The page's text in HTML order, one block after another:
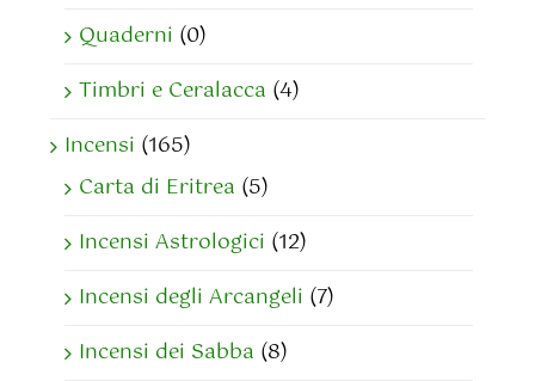
Quaderni (0)
Timbri e Ceralacca (4)
Incensi (165)
Carta di Eritrea (5)
Incensi Astrologici (12)
Incensi degli Arcangeli (7)
Incensi dei Sabba (8)